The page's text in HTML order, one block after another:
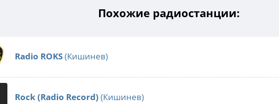
Похожие радиостанции:
Radio ROKS(Кишинев)
Rock (Radio Record) (Кишинев)